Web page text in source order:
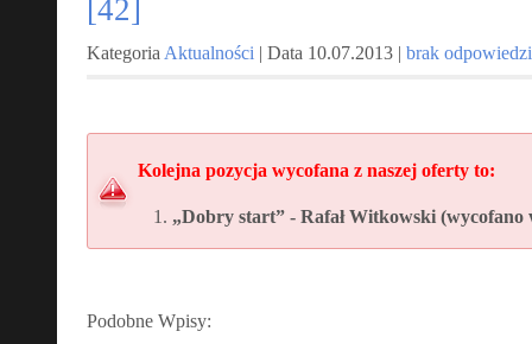
[42]
Kategoria Aktualności | Data 10.07.2013 | brak odpowiedzi
Kolejna pozycja wycofana z naszej oferty to:
„Dobry start” - Rafał Witkowski (wycofano
Podobne Wpisy: